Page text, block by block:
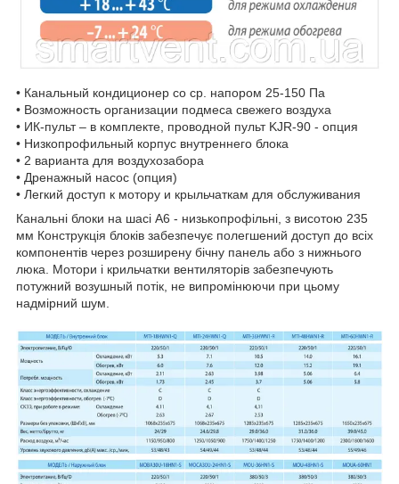
• Канальный кондиционер со ср. напором 25-150 Па
• Возможность организации подмеса свежего воздуха
• ИК-пульт – в комплекте, проводной пульт KJR-90 - опция
• Низкопрофильный корпус внутреннего блока
• 2 варианта для воздухозабора
• Дренажный насос (опция)
• Легкий доступ к мотору и крыльчаткам для обслуживания
Канальні блоки на шасі A6 - низькопрофільні, з висотою 235
мм Конструкція блоків забезпечує полегшений доступ до всіх
компонентів через розширену бічну панель або з нижнього
люка. Мотори і крильчатки вентиляторів забезпечують
потужний возушный потік, не випромінюючи при цьому
надмірний шум.